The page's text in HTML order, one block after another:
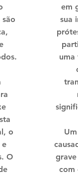
o
e
O
em
sua
uma
com